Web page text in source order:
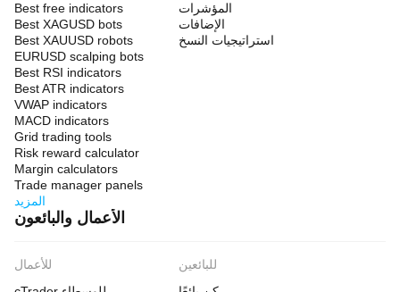
Best free indicators
Best XAGUSD bots
Best XAUUSD robots
EURUSD scalping bots
Best RSI indicators
Best ATR indicators
VWAP indicators
MACD indicators
Grid trading tools
Risk reward calculator
Margin calculators
Trade manager panels
المزيد
المؤشرات
الإضافات
استراتيجيات النسخ
الأعمال والبائعون
للأعمال
للبائعين